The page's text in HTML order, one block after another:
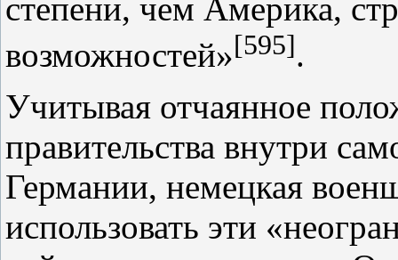
степени, чем Америка,
возможностей»[595].
Учитывая отчаянное
правительства внутри
Германии, немецкая
использовать эти